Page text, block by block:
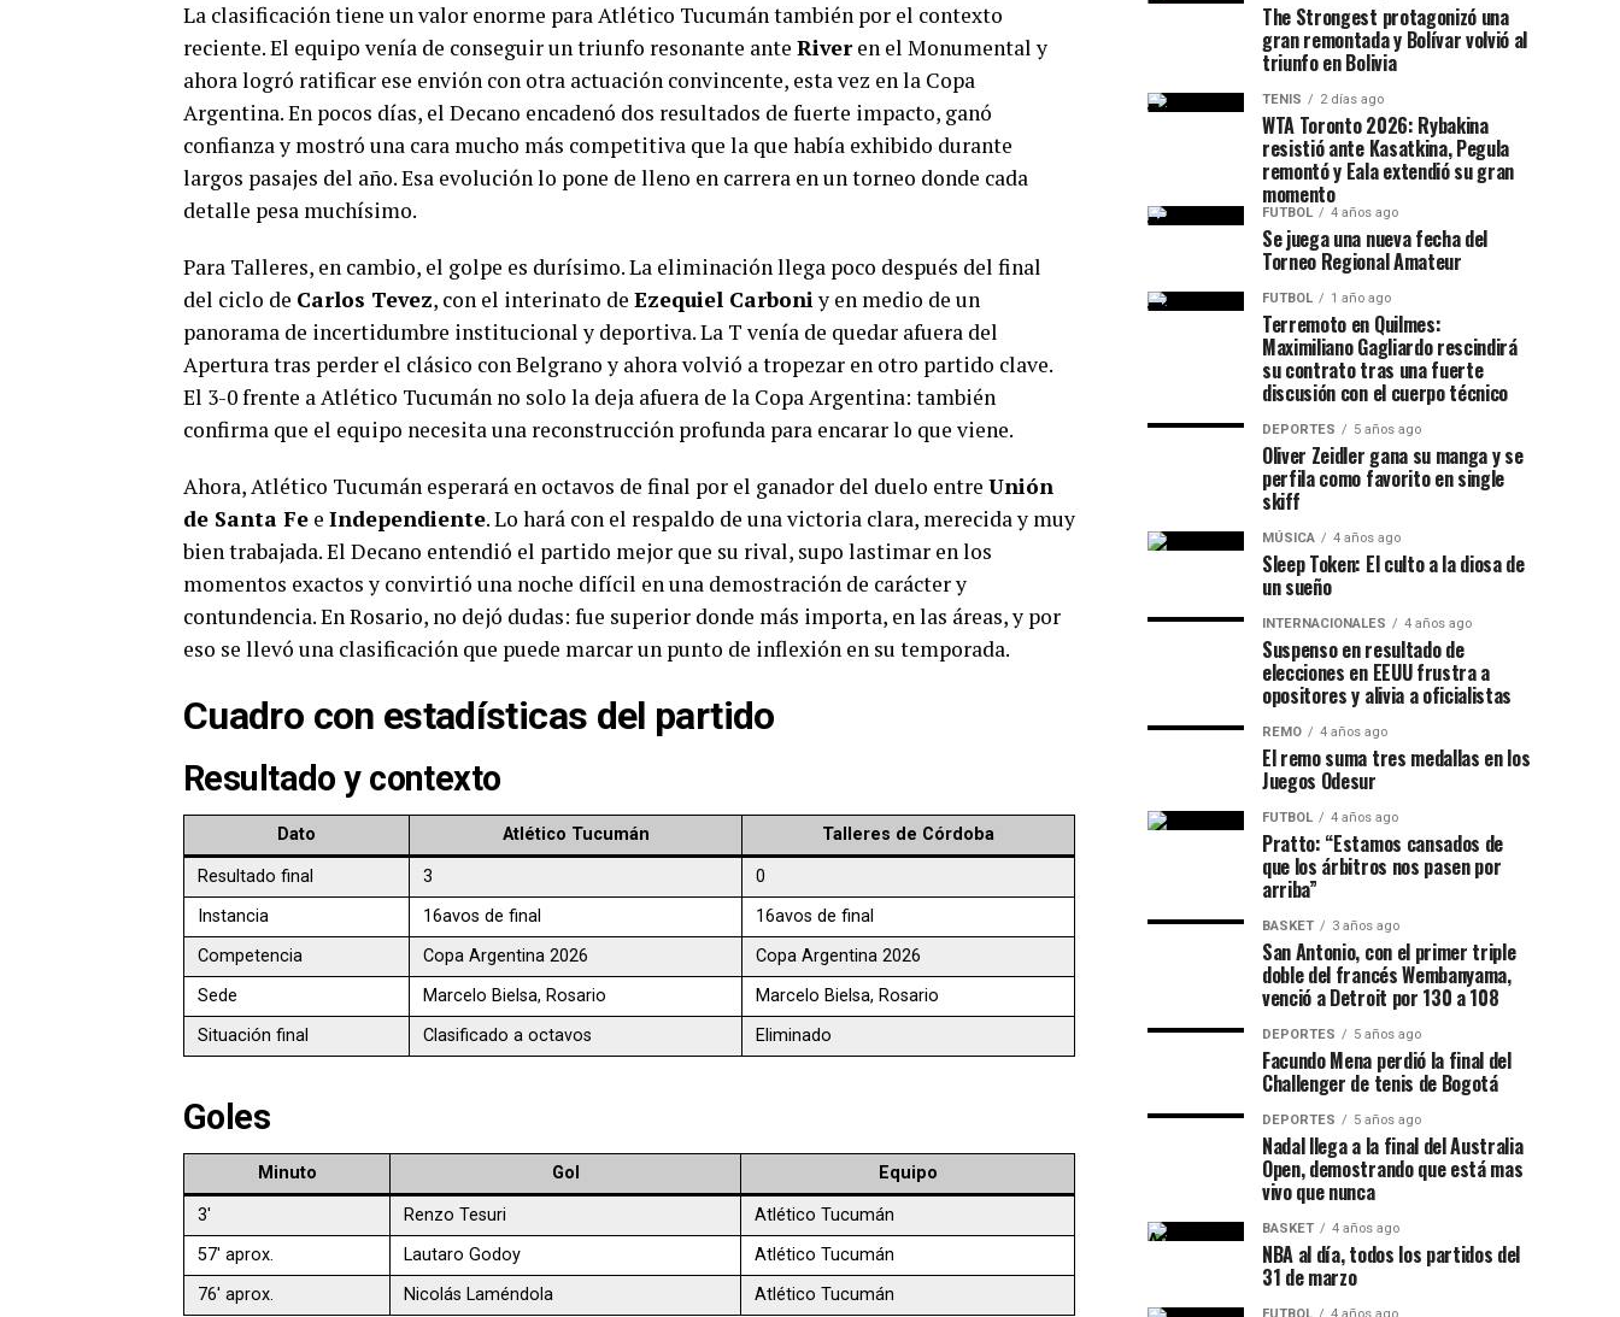
La clasificación tiene un valor enorme para Atlético Tucumán también por el contexto
reciente. El equipo venía de conseguir un triunfo resonante ante Riveren el Monumental y
ahora logró ratificar ese envión con otra actuación convincente, esta vez en la Copa
Argentina. En pocos días, el Decano encadenó dos resultados de fuerte impacto, ganó
confianza y mostró una cara mucho más competitiva que la que había exhibido durante
largos pasajes del año. Esa evolución lo pone de lleno en carrera en un torneo donde cada
detalle pesa muchísimo.
Para Talleres, en cambio, el golpe es durísimo. La eliminación llega poco después del final
del ciclo de Carlos Tevez, con el interinato de Ezequiel Carboniy en medio de un
panorama de incertidumbre institucional y deportiva. La T venía de quedar afuera del
Apertura tras perder el clásico con Belgrano y ahora volvió a tropezar en otro partido clave.
El 3-0 frente a Atlético Tucumán no solo la deja afuera de la Copa Argentina: también
confirma que el equipo necesita una reconstrucción profunda para encarar lo que viene.
Ahora, Atlético Tucumán esperará en octavos de final por el ganador del duelo entre Unión
de Santa Fe e Independiente. Lo hará con el respaldo de una victoria clara, merecida y muy
bien trabajada. El Decano entendió el partido mejor que su rival, supo lastimar en los
momentos exactos y convirtió una noche difícil en una demostración de carácter y
contundencia. En Rosario, no dejó dudas: fue superior donde más importa, en las áreas, y por
eso se llevó una clasificación que puede marcar un punto de inflexión en su temporada.
Cuadro con estadísticas del partido
Resultado y contexto
Dato Atlético Tucumán Talleres de Córdoba
Resultado final 3
0
Instancia
16avos de final
16avos de final
Competencia
Copa Argentina 2026
Copa Argentina 2026
Sede
Marcelo Bielsa, Rosario
Marcelo Bielsa, Rosario
Situación final
Clasificado a octavos Eliminado
Goles
Minuto Gol Equipo
3′ Renzo Tesuri
Atlético Tucumán
57′ aprox.
Lautaro Godoy
Atlético Tucumán
76′ aprox.
Nicolás Laméndola Atlético Tucumán
The Strongest protagonizó una
gran remontada y Bolívar volvió al
triunfo en Bolivia
TENIS 2 días ago
WTA Toronto 2026: Rybakina
resistió ante Kasatkina, Pegula
remontó y Eala extendió su gran
momento
FUTBOL 4 años ago
Se juega una nueva fecha del
Torneo Regional Amateur
FUTBOL 1 año ago
Terremoto en Quilmes:
Maximiliano Gagliardo rescindirá
su contrato tras una fuerte
discusión con el cuerpo técnico
DEPORTES 5 años ago
Oliver Zeidler gana su manga y se
perfila como favorito en single
skiff
MÚSICA 4 años ago
Sleep Token: El culto a la diosa de
un sueño
INTERNACIONALES 4 años ago
Suspenso en resultado de
elecciones en EEUU frustra a
opositores y alivia a oficialistas
REMO 4 años ago
El remo suma tres medallas en los
Juegos Odesur
FUTBOL 4 años ago
Pratto: “Estamos cansados de
que los árbitros nos pasen por
arriba”
BASKET 3 años ago
San Antonio, con el primer triple
doble del francés Wembanyama,
venció a Detroit por 130 a 108
DEPORTES 5 años ago
Facundo Mena perdió la final del
Challenger de tenis de Bogotá
DEPORTES 5 años ago
Nadal llega a la final del Australia
Open, demostrando que está mas
vivo que nunca
BASKET 4 años ago
NBA al día, todos los partidos del
31 de marzo